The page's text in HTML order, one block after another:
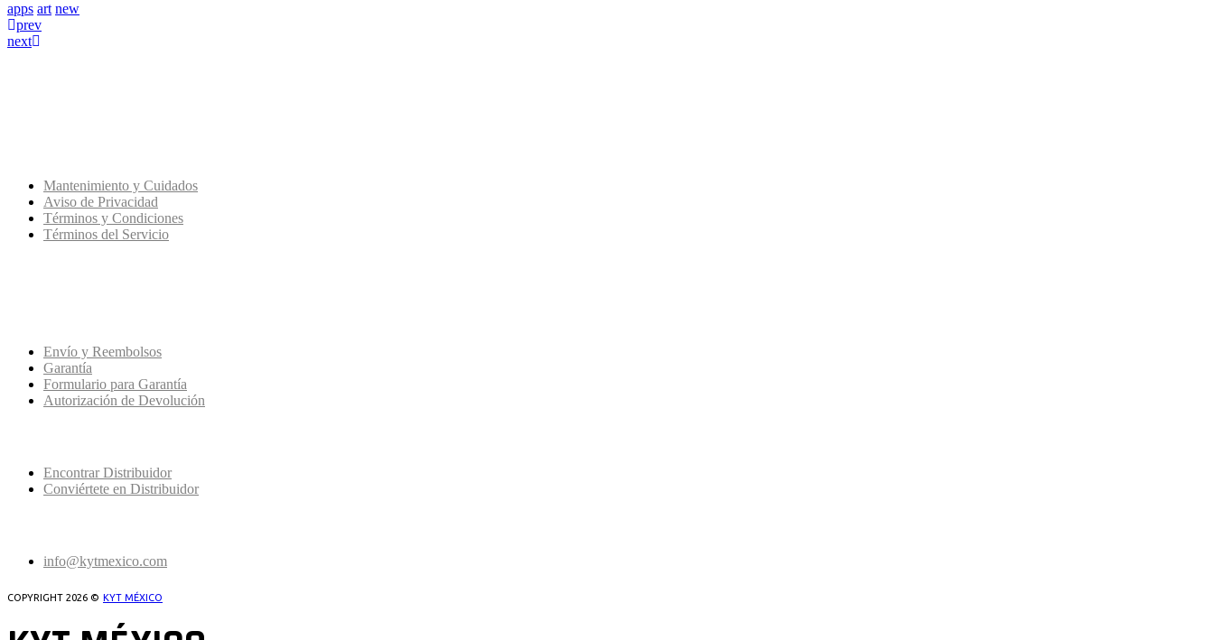
apps art new
prev
next
Mantenimiento y Cuidados
Aviso de Privacidad
Términos y Condiciones
Términos del Servicio
Envío y Reembolsos
Garantía
Formulario para Garantía
Autorización de Devolución
Encontrar Distribuidor
Conviértete en Distribuidor
info@kytmexico.com
COPYRIGHT 2026 © KYT MÉXICO